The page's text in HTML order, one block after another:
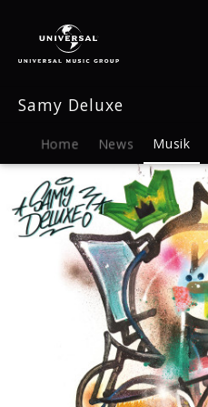
Musik
Deluxe
Samy Deluxe
Home News Musik